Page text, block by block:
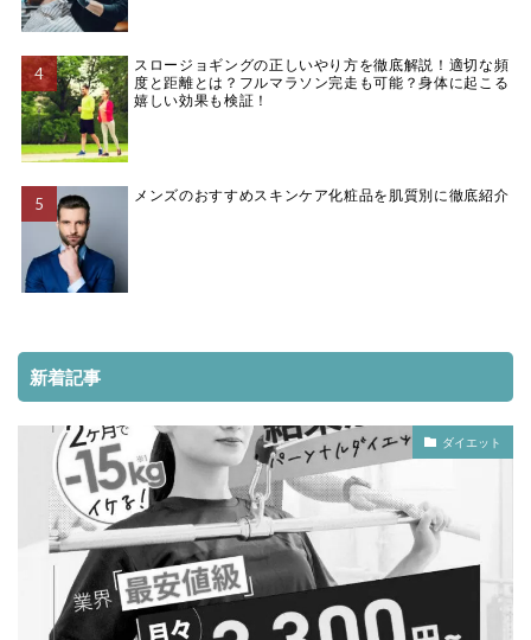
スロージョギングの正しいやり方を徹底解説！適切な頻
度と距離とは？フルマラソン完走も可能？身体に起こる
嬉しい効果も検証！
メンズのおすすめスキンケア化粧品を肌質別に徹底紹介
新着記事
ダイエット